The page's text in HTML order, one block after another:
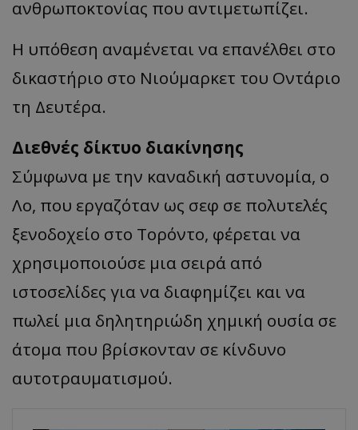
ανθρωποκτονίας που αντιμετωπίζει.
Η υπόθεση αναμένεται να επανέλθει στο
δικαστήριο στο Νιούμαρκετ του Οντάριο
τη Δευτέρα.
Διεθνές δίκτυο διακίνησης
Σύμφωνα με την καναδική αστυνομία, ο
Λο, που εργαζόταν ως σεφ σε πολυτελές
ξενοδοχείο στο Τορόντο, φέρεται να
χρησιμοποιούσε μια σειρά από
ιστοσελίδες για να διαφημίζει και να
πωλεί μια δηλητηριώδη χημική ουσία σε
άτομα που βρίσκονταν σε κίνδυνο
αυτοτραυματισμού.